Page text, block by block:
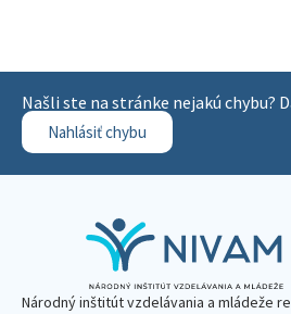
Našli ste na stránke nejakú chybu?
Nahlásiť chybu
Národný inštitút vzdelávania a mládeže